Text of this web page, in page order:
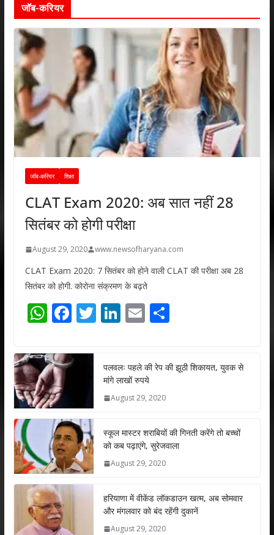
जॉब-करियर
जॉब-करियर शिक्षा
CLAT Exam 2020: अब सात नहीं 28
सितंबर को होगी परीक्षा
August 29, 2020 www.newsofharyana.com
CLAT Exam 2020: 7 सितंबर को होने वाली CLAT की परीक्षा अब 28
सितंबर को होगी. कोरोना संक्रमण के बढ़ते
W
at
s
A
p
p
F
e
b
o
k
T
er
Li
e
dI
n
E
l
S
e
पलवलः पहले की रेप की झूठी शिकायत, युवक से
मांगे लाखों रुपये
August 29, 2020
स्कूल मास्टर शराबियों की गिनती करेंगे तो बच्चों
को कब पढ़ाएंगे, सुरेजवाला
August 29, 2020
हरियाणा में वीकेंड लॉकडाउन खत्म, अब सोमवार
और मंगलवार को बंद रहेंगी दुकानें
August 29, 2020